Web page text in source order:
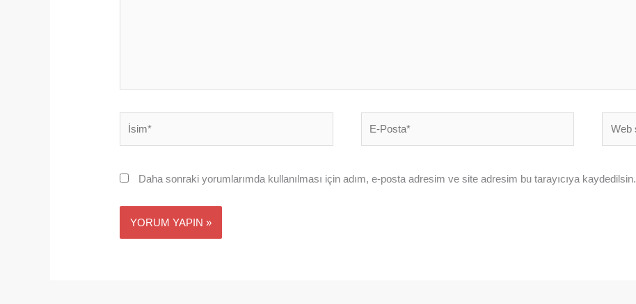
Posta*
sitesi
Daha sonraki yorumlarımda kullanılması için adım, e-posta adresim ve site adresim bu tarayıcıya kaydedilsin.